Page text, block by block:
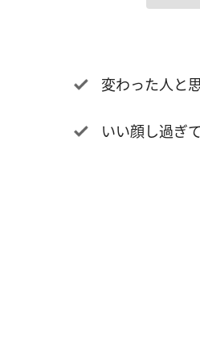
変わった人と
いい顔し過ぎ